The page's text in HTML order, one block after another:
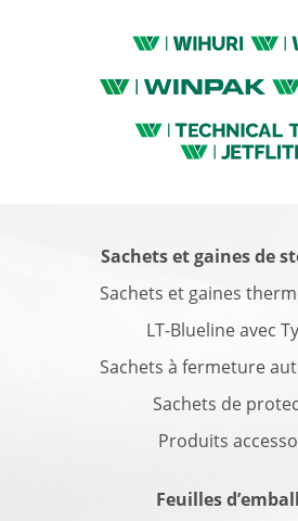
Sachets et gaines de
Sachets et gaines
LT-Blueline avec
Sachets à fermeture
Sachets de
Produits
Feuilles